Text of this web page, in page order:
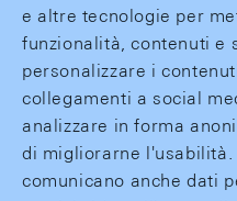
e altre tecnologie per
funzionalità, contenuti e
personalizzare i
collegamenti a social
analizzare in forma
di migliorarne
comunicano anche dati